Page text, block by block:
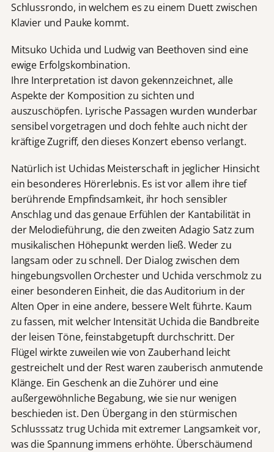
Schlussrondo, in welchem es zu einem Duett zwischen
Klavier und Pauke kommt.
Mitsuko Uchida und Ludwig van Beethoven sind eine
ewige Erfolgskombination.
Ihre Interpretation ist davon gekennzeichnet, alle
Aspekte der Komposition zu sichten und
auszuschöpfen. Lyrische Passagen wurden wunderbar
sensibel vorgetragen und doch fehlte auch nicht der
kräftige Zugriff, den dieses Konzert ebenso verlangt.
Natürlich ist Uchidas Meisterschaft in jeglicher Hinsicht
ein besonderes Hörerlebnis. Es ist vor allem ihre tief
berührende Empfindsamkeit, ihr hoch sensibler
Anschlag und das genaue Erfühlen der Kantabilität in
der Melodieführung, die den zweiten Adagio Satz zum
musikalischen Höhepunkt werden ließ. Weder zu
langsam oder zu schnell. Der Dialog zwischen dem
hingebungsvollen Orchester und Uchida verschmolz zu
einer besonderen Einheit, die das Auditorium in der
Alten Oper in eine andere, bessere Welt führte. Kaum
zu fassen, mit welcher Intensität Uchida die Bandbreite
der leisen Töne, feinstabgetupft durchschritt. Der
Flügel wirkte zuweilen wie von Zauberhand leicht
gestreichelt und der Rest waren zauberisch anmutende
Klänge. Ein Geschenk an die Zuhörer und eine
außergewöhnliche Begabung, wie sie nur wenigen
beschieden ist. Den Übergang in den stürmischen
Schlusssatz trug Uchida mit extremer Langsamkeit vor,
was die Spannung immens erhöhte. Überschäumend